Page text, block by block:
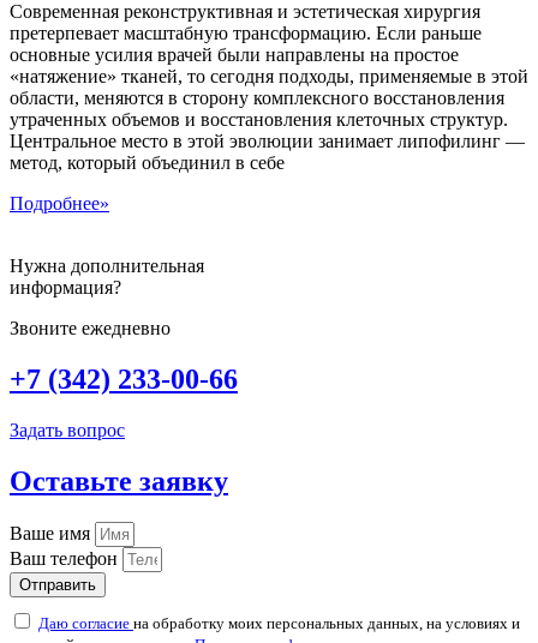
Современная реконструктивная и эстетическая хирургия
претерпевает масштабную трансформацию. Если раньше
основные усилия врачей были направлены на простое
«натяжение» тканей, то сегодня подходы, применяемые в этой
области, меняются в сторону комплексного восстановления
утраченных объемов и восстановления клеточных структур.
Центральное место в этой эволюции занимает липофилинг —
метод, который объединил в себе
Подробнее»
Нужна дополнительная
информация?
Звоните ежедневно
+7 (342) 233-00-66
Задать вопрос
Оставьте заявку
Ваше имя
Ваш телефон
Даю согласие на обработку моих персональных данных, на условиях и
Отправить